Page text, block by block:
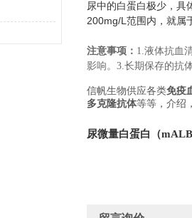
尿中的白蛋白极少，具
200mg/L 范围内，就属
注意事项： 1.液体抗血
影响。 3.长期保存的抗
信帆生物供应各类免疫
多克隆抗体等等，介绍
尿微量白蛋白 （mALB